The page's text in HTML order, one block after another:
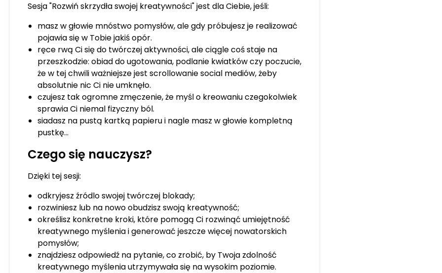
konsultantów Matrycy Losu w określaniu swojej
niszy oraz doskonaleniu swojego warsztatu, by
jak najlepiej pomagali swoim klientom. Jestem tu,
by pomóc Ci działać, tworzyć i żyć z miejsca
twojej autentyczności. Świat potrzebuje ludzi
wyjątkowych, świadomych i ufających swojej
mądrości. Świat potrzebuje Ciebie! Dlatego
koniecznie przeczytaj o programie Zauważ
siebie, bo zauważenie siebie jest pierwszym
krokiem do tego, by w pełni rozwinąć skrzydła
swojego potencjału. W mojej ofercie znajdziesz
rozwojowe, arteterapeutyczne (szczególnie
tworzenie kolazy i motanek - słowiańskich lalek
słowiańską). Prowadzę też warsztaty i programy
dostosowane do specjalnych potrzeb
organizacji. Skontaktuj się ze mną, jeśli chcesz
taki warsztat zorganizować w swojej przestrzeni i
Sesja "Rozwiń skrzydła swojej kreatywności" jest dla Ciebie, jeśli:
masz w głowie mnóstwo pomysłów, ale gdy próbujesz je realizować
pojawia się w Tobie jakiś opór.
ręce rwą Ci się do twórczej aktywności, ale ciągle coś staje na
przeszkodzie: obiad do ugotowania, podlanie kwiatków czy poczucie,
że w tej chwili ważniejsze jest scrollowanie social mediów, żeby
absolutnie nic Ci nie umknęło.
czujesz tak ogromne zmęczenie, że myśl o kreowaniu czegokolwiek
sprawia Ci niemal fizyczny ból.
siadasz na pustą kartką papieru i nagle masz w głowie kompletną
pustkę...
Czego się nauczysz?
Dzięki tej sesji:
odkryjesz źródlo swojej twórczej blokady;
rozwiniesz lub na nowo obudzisz swoją kreatywność;
określisz konkretne kroki, które pomogą Ci rozwinąć umiejętność
kreatywnego myślenia i generować jeszcze więcej nowatorskich
pomysłów;
znajdziesz odpowiedź na pytanie, co zrobić, by Twoja zdolność
kreatywnego myślenia utrzymywała się na wysokim poziomie.